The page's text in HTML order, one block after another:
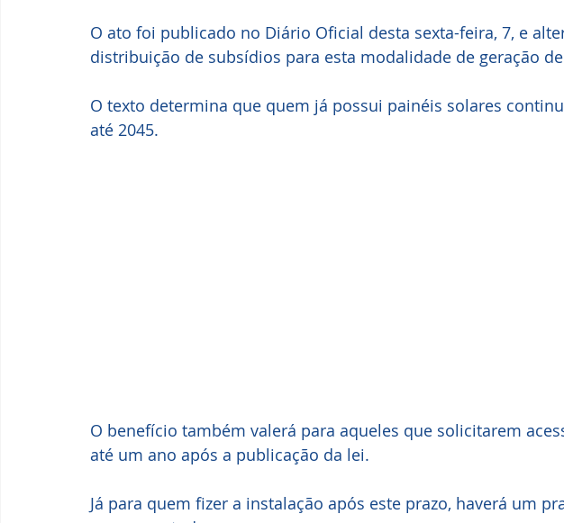
O ato foi publicado no Diário Oficial desta sexta-feira, 7, e
distribuição de subsídios para esta modalidade de geração
O texto determina que quem já possui painéis solares
até 2045.
O benefício também valerá para aqueles que solicitarem
até um ano após a publicação da lei.
Já para quem fizer a instalação após este prazo, haverá um